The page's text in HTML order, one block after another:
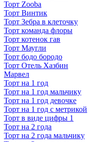
Торт Zooba
Торт Винтик
Торт Зебра в клеточку
Торт команда флоры
Торт котенок гав
Торт Маугли
Торт бодо бородо
Торт Отель Хазбин
Марвел
Торт на 1 год
Торт на 1 год мальчику
Торт на 1 год девочке
Торт на 1 год с метрикой
Торт в виде цифры 1
Торт на 2 года
Торт на 2 года мальчику